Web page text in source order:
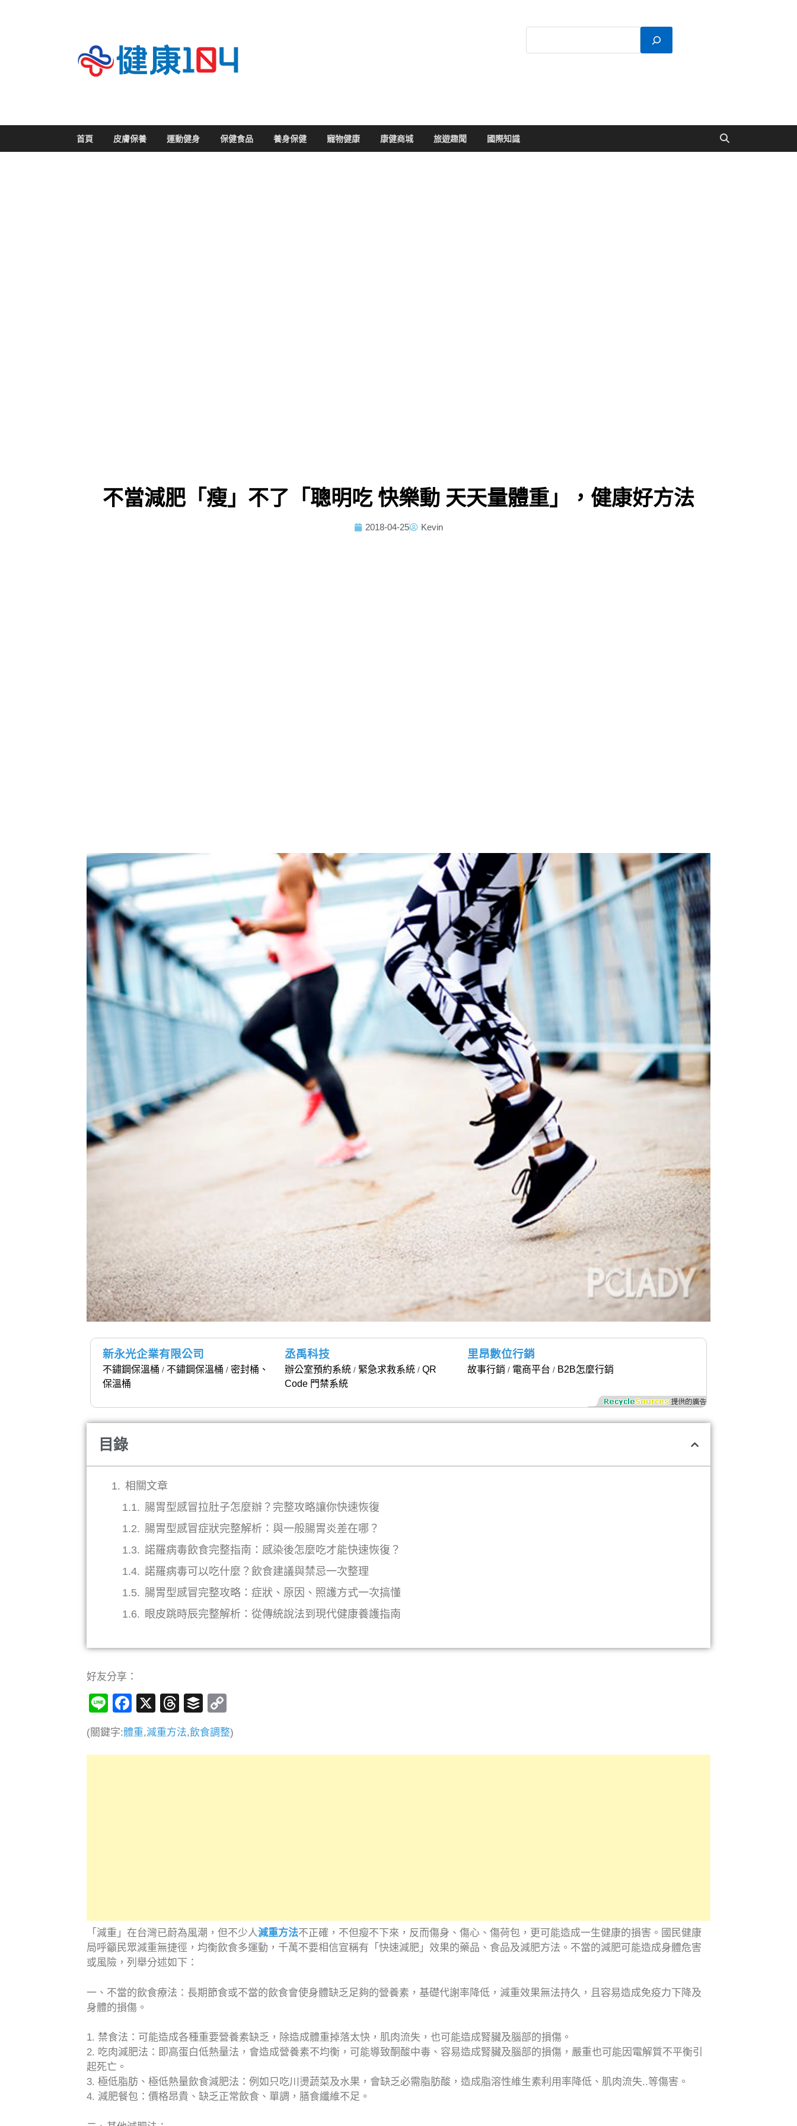
首頁 皮膚保養 運動健身 保健食品 養身保健 寵物健康 康健商城 旅遊趣聞 國際知識
不當減肥「瘦」不了「聰明吃 快樂動 天天量體重」，健康好方法
2018-04-25 Kevin
新永光企業有限公司
不鏽鋼保溫桶 / 不鏽鋼保溫桶 / 密封桶、
保溫桶
丞禹科技
辦公室預約系統 / 緊急求救系統 /QR
Code 門禁系統
里昂數位行銷
故事行銷 / 電商平台 / B2B怎麼行銷
目錄
相關文章
腸胃型感冒拉肚子怎麼辦？完整攻略讓你快速恢復
腸胃型感冒症狀完整解析：與一般腸胃炎差在哪？
諾羅病毒飲食完整指南：感染後怎麼吃才能快速恢復？
諾羅病毒可以吃什麼？飲食建議與禁忌一次整理
腸胃型感冒完整攻略：症狀、原因、照護方式一次搞懂
眼皮跳時辰完整解析：從傳統說法到現代健康養護指南
好友分享：
LineFacebook
X Threads
Buffer
Link
(關鍵字:體重,減重方法,飲食調整)
「減重」在台灣已蔚為風潮，但不少人減重方法不正確，不但瘦不下來，反而傷身、傷心、傷荷包，更可能造成一生健康的損害。國民健康
局呼籲民眾減重無捷徑，均衡飲食多運動，千萬不要相信宣稱有「快速減肥」效果的藥品、食品及減肥方法。不當的減肥可能造成身體危害
或風險，列舉分述如下：
一、不當的飲食療法：長期節食或不當的飲食會使身體缺乏足夠的營養素，基礎代謝率降低，減重效果無法持久，且容易造成免疫力下降及
身體的損傷。
1. 禁食法：可能造成各種重要營養素缺乏，除造成體重掉落太快，肌肉流失，也可能造成腎臟及腦部的損傷。
2. 吃肉減肥法：即高蛋白低熱量法，會造成營養素不均衡，可能導致酮酸中毒、容易造成腎臟及腦部的損傷，嚴重也可能因電解質不平衡引
起死亡。
3. 極低脂肪、極低熱量飲食減肥法：例如只吃川燙蔬菜及水果，會缺乏必需脂肪酸，造成脂溶性維生素利用率降低、肌肉流失..等傷害。
4. 減肥餐包：價格昂貴、缺乏正常飲食、單調，膳食纖維不足。